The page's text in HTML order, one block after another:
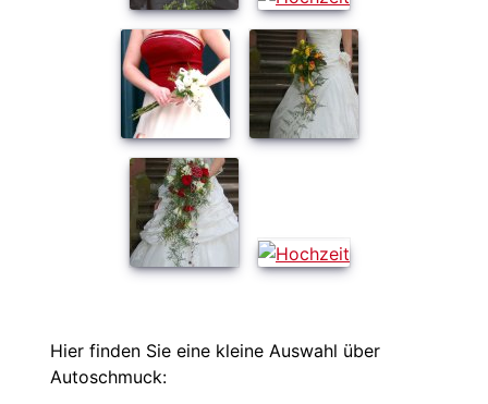
Hier finden Sie eine kleine Auswahl über
Autoschmuck: